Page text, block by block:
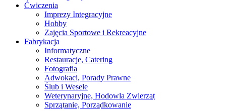
Ćwiczenia
Imprezy Integracyjne
Hobby
Zajęcia Sportowe i Rekreacyjne
Fabrykacja
Informatyczne
Restauracje, Catering
Fotografia
Adwokaci, Porady Prawne
Ślub i Wesele
Weterynaryjne, Hodowla Zwierząt
Sprzątanie, Porządkowanie